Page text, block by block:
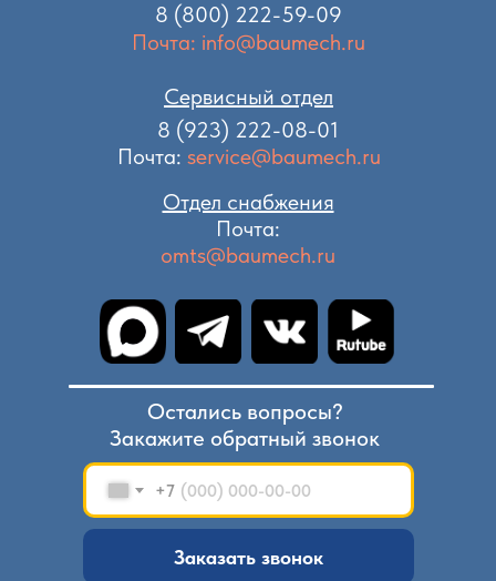
Почта:
omts@baumech.ru
Почта: info@baumech.ru
Почта: service@baumech.ru
+7
Заказать звонок
8 (923) 222-08-01
8 (800) 222-59-09
Отдел снабжения
Остались вопросы?
Закажите обратный звонок
Сервисный отдел